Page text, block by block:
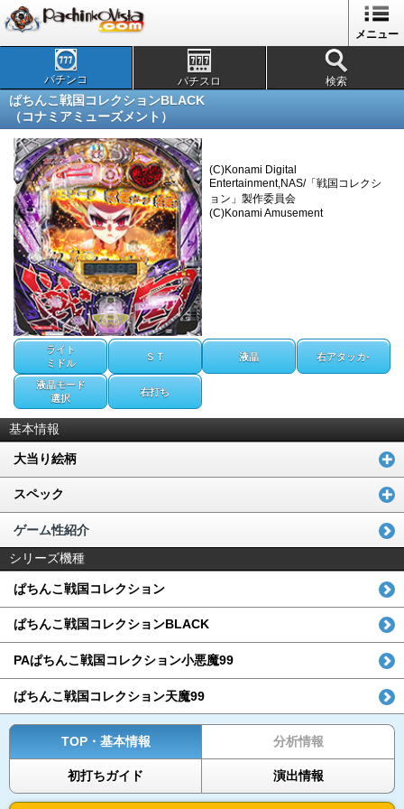
メニュー
パチンコ パチスロ 検索
ぱちんこ戦国コレクションBLACK
（コナミアミューズメント）
(C)Konami Digital
Entertainment,NAS/「戦国コレクシ
ョン」製作委員会
(C)Konami Amusement
ライト
ミドル
ＳＴ 液晶 右アタッカ-
液晶モード
選択
右打ち
基本情報
大当り絵柄
スペック
ゲーム性紹介
シリーズ機種
ぱちんこ戦国コレクション
ぱちんこ戦国コレクションBLACK
PAぱちんこ戦国コレクション小悪魔99
ぱちんこ戦国コレクション天魔99
TOP・基本情報 分析情報
初打ちガイド 演出情報